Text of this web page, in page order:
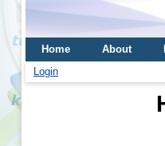
Home About
Login